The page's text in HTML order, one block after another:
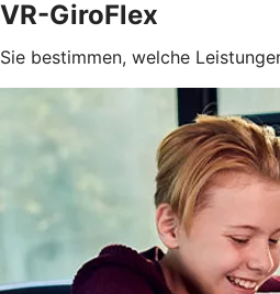
VR-GiroFlex
Sie bestimmen, welche